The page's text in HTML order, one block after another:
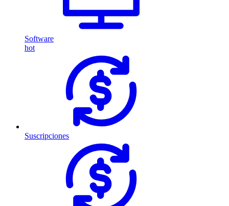
Software
hot
Suscripciones